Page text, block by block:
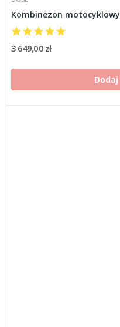
Kombinezon
3 649,00 zł